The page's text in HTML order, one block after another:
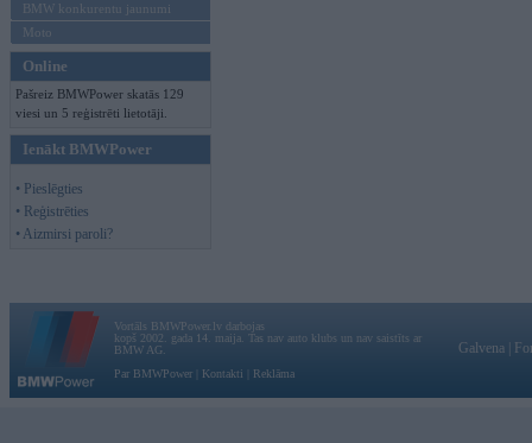
BMW konkurentu jaunumi
Moto
Online
Pašreiz BMWPower skatās 129
viesi un 5 reģistrēti lietotāji.
Ienākt BMWPower
• Pieslēgties
• Reģistrēties
• Aizmirsi paroli?
Vortāls BMWPower.lv darbojas
kopš 2002. gada 14. maija. Tas nav auto klubs un nav saistīts ar
BMW AG.
Par BMWPower
Kontakti Reklāma
Galvena